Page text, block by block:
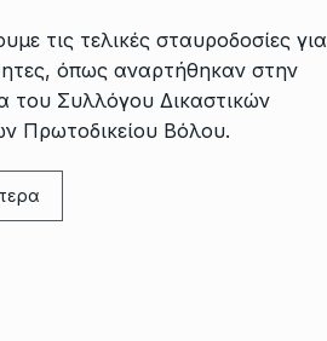
τις τελικές σταυροδοσίες για
όπως αναρτήθηκαν στην
του Συλλόγου Δικαστικών
Πρωτοδικείου Βόλου.